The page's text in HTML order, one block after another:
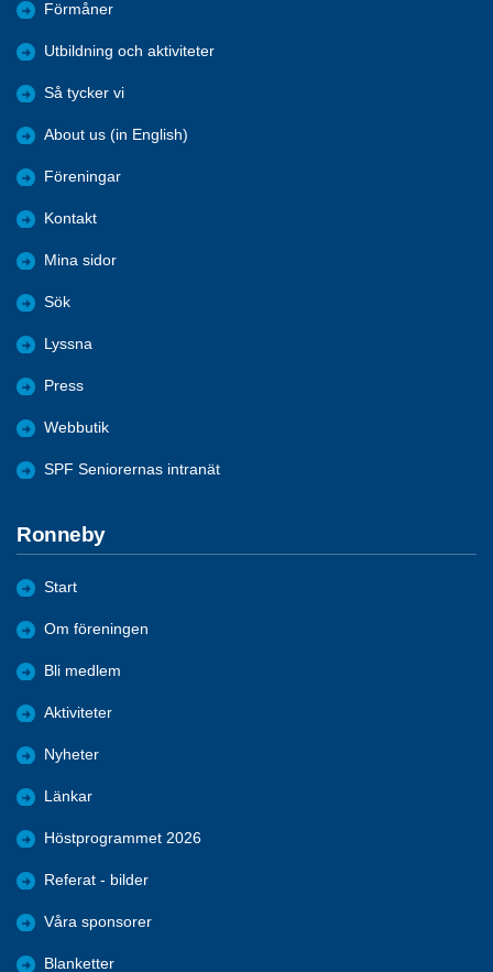
Förmåner
Utbildning och aktiviteter
Så tycker vi
About us (in English)
Föreningar
Kontakt
Mina sidor
Sök
Lyssna
Press
Webbutik
SPF Seniorernas intranät
Ronneby
Start
Om föreningen
Bli medlem
Aktiviteter
Nyheter
Länkar
Höstprogrammet 2026
Referat - bilder
Våra sponsorer
Blanketter